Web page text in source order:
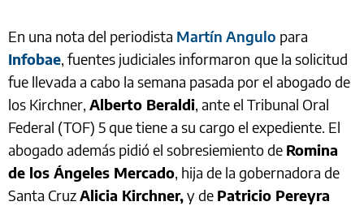
En una nota del periodista Martín Angulo para
Infobae, fuentes judiciales informaron que la solicitud
fue llevada a cabo la semana pasada por el abogado de
los Kirchner, Alberto Beraldi, ante el Tribunal Oral
Federal (TOF) 5 que tiene a su cargo el expediente. El
abogado además pidió el sobresiemiento de Romina
de los Ángeles Mercado, hija de la gobernadora de
Santa CruzAlicia Kirchner,y de Patricio Pereyra